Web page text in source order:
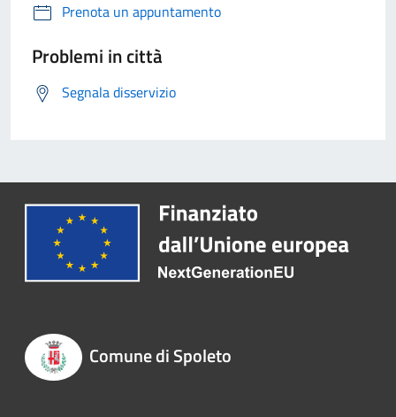
Prenota un appuntamento
Problemi in città
Segnala disservizio
Comune di Spoleto